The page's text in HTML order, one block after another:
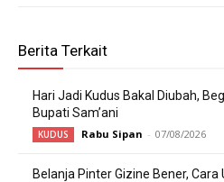
Berita Terkait
Hari Jadi Kudus Bakal Diubah,
Bupati Sam’ani
KUDUS Rabu Sipan - 07/08/2026
Belanja Pinter Gizine Bener,